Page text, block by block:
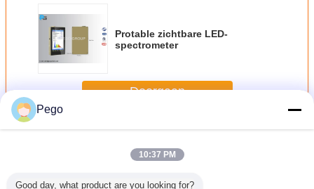
Protable zichtbare LED-
spectrometer
Doorgaan
MeerLEIDEN het Testen Materiaal
Pego
10:37 PM
Good day, what product are you looking for?